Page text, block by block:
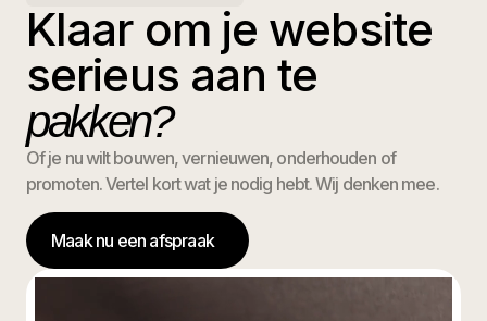
Klaar om je website
serieus aan te
pakken?
Of je nu wilt bouwen, vernieuwen, onderhouden of
promoten. Vertel kort wat je nodig hebt. Wij denken mee.
Maak nu een afspraak